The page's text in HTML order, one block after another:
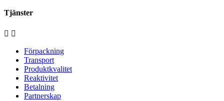
Tjänster
 
Förpackning
Transport
Produktkvalitet
Reaktivitet
Betalning
Partnerskap